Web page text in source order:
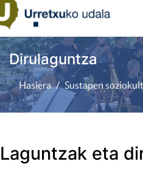
Dirulaguntza
Hasiera Sustapen
Laguntzak eta